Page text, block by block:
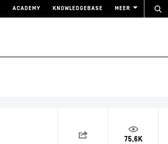
ACADEMY KNOWLEDGEBASE MEER
75,6K